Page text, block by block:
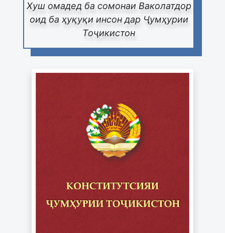
Хуш омадед ба сомонаи Ваколатдор
оид ба ҳуқуқи инсон дар Ҷумҳурии
Тоҷикистон